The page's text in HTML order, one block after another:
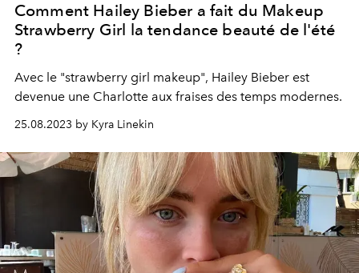
Comment Hailey Bieber a fait du Makeup
Strawberry Girl la tendance beauté de l'été
?
Avec le "strawberry girl makeup", Hailey Bieber est
devenue une Charlotte aux fraises des temps modernes.
25.08.2023 by Kyra Linekin